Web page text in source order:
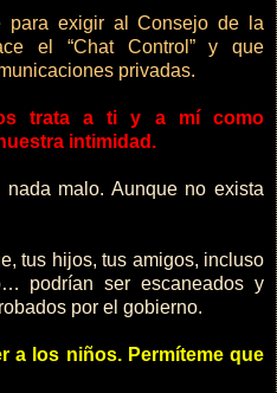
para exigir al Consejo de la
el “Chat Control” y que
privadas.
trata a ti y a mí como
intimidad.
malo. Aunque no exista
tus hijos, tus amigos, incluso
podrían ser escaneados y
por el gobierno.
a los niños. Permíteme que